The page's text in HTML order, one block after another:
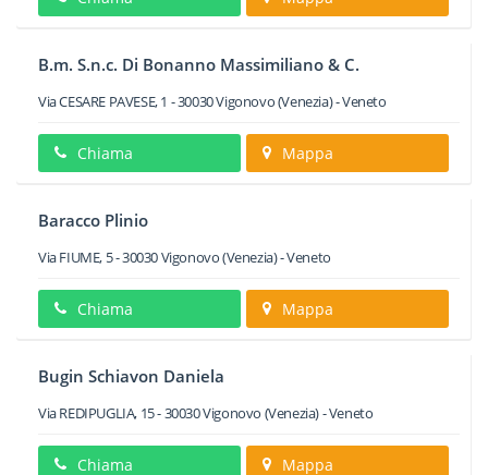
B.m. S.n.c. Di Bonanno Massimiliano & C.
Via CESARE PAVESE, 1 -30030Vigonovo(Venezia) -Veneto
Chiama Mappa
Baracco Plinio
Via FIUME, 5-30030Vigonovo(Venezia) -Veneto
Chiama Mappa
Bugin Schiavon Daniela
Via REDIPUGLIA, 15-30030Vigonovo (Venezia) -Veneto
Chiama Mappa